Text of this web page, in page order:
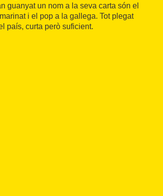
guanyat un nom a la seva carta són el
i el pop a la gallega. Tot plegat
país, curta però suficient.